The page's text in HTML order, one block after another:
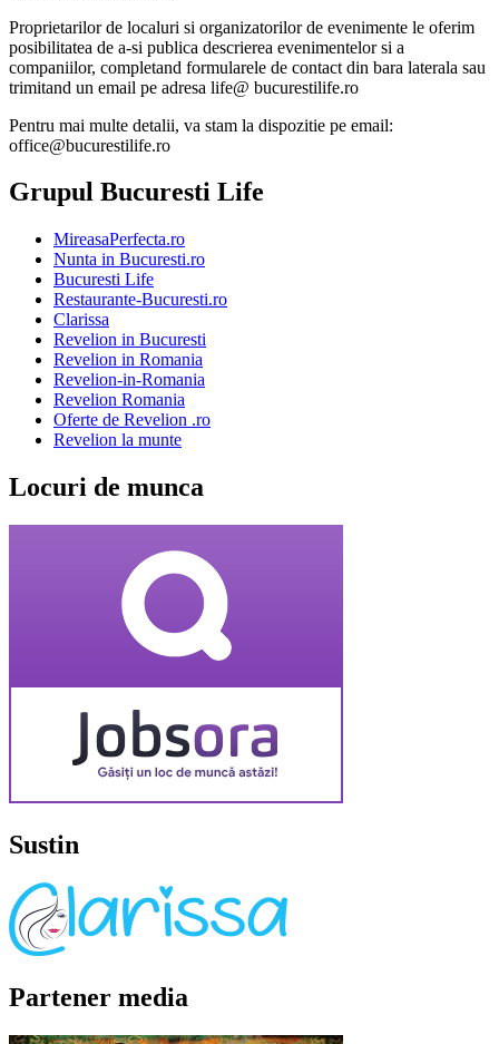
Proprietarilor de localuri si organizatorilor de evenimente le oferim
posibilitatea de a-si publica descrierea evenimentelor si a
companiilor, completand formularele de contact din bara laterala sau
trimitand un email pe adresa life@ bucurestilife.ro
Pentru mai multe detalii, va stam la dispozitie pe email:
office@bucurestilife.ro
Grupul Bucuresti Life
MireasaPerfecta.ro
Nunta in Bucuresti.ro
Bucuresti Life
Restaurante-Bucuresti.ro
Clarissa
Revelion in Bucuresti
Revelion in Romania
Revelion-in-Romania
Revelion Romania
Oferte de Revelion .ro
Revelion la munte
Locuri de munca
Sustin
Partener media